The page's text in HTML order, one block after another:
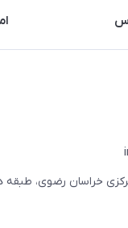
خراسان رضوی،